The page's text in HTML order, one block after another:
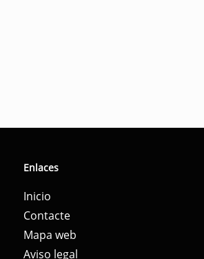
Enlaces
Inicio
Contacte
Mapa web
Aviso legal